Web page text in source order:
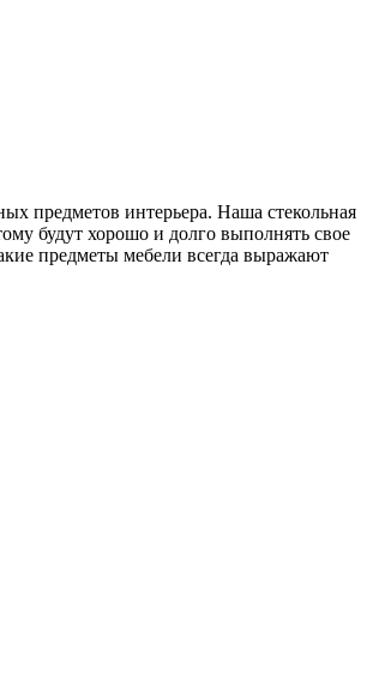
предметов интерьера. Наша стекольная
будут хорошо и долго выполнять свое
предметы мебели всегда выражают